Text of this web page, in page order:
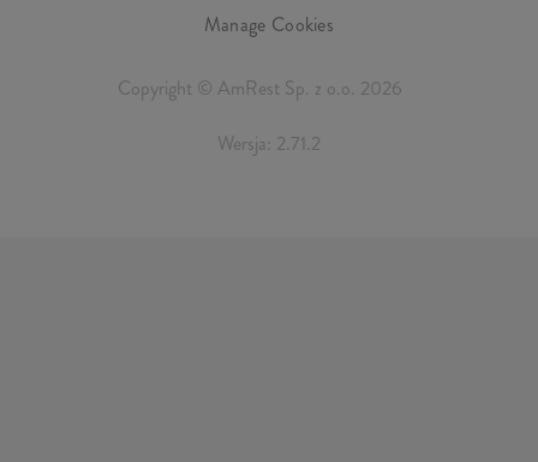
Manage Cookies
Copyright © AmRest Sp. z o.o. 2026
Wersja: 2.71.2